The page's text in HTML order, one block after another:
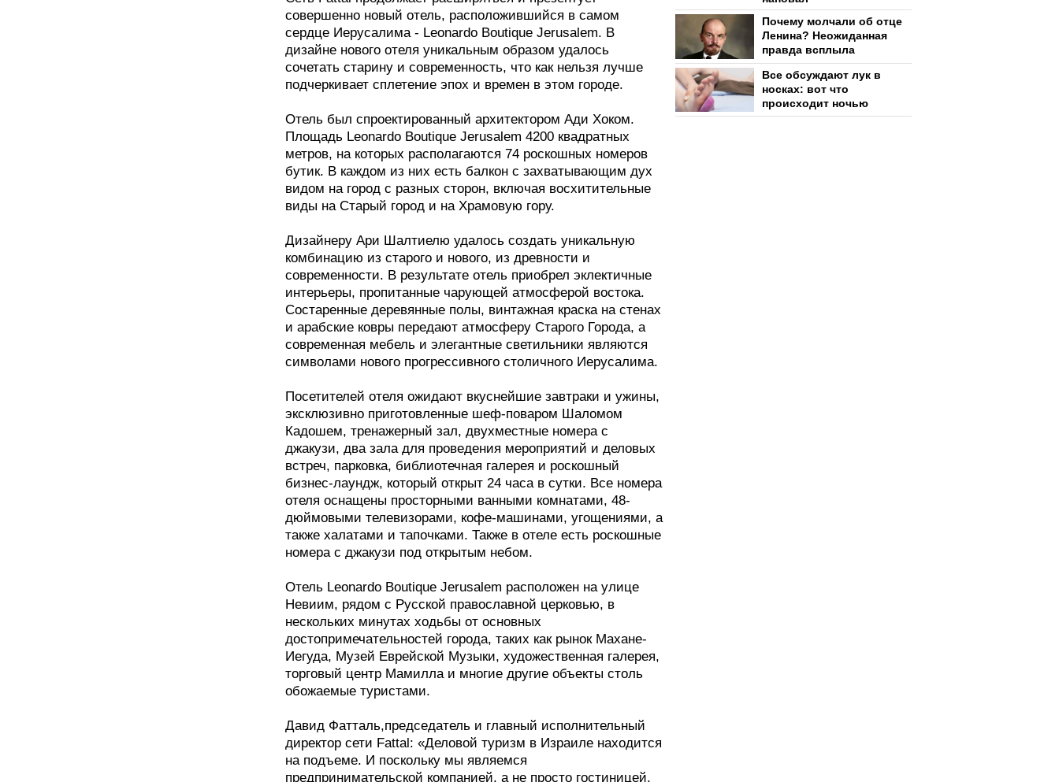
совершенно новый отель, расположившийся в самом
сердце Иерусалима - Leonardo Boutique Jerusalem. В
дизайне нового отеля уникальным образом удалось
сочетать старину и современность, что как нельзя лучше
подчеркивает сплетение эпох и времен в этом городе.
Отель был спроектированный архитектором Ади Хоком.
Площадь Leonardo Boutique Jerusalem 4200 квадратных
метров, на которых располагаются 74 роскошных номеров
бутик. В каждом из них есть балкон с захватывающим дух
видом на город с разных сторон, включая восхитительные
виды на Старый город и на Храмовую гору.
Дизайнеру Ари Шалтиелю удалось создать уникальную
комбинацию из старого и нового, из древности и
современности. В результате отель приобрел эклектичные
интерьеры, пропитанные чарующей атмосферой востока.
Состаренные деревянные полы, винтажная краска на стенах
и арабские ковры передают атмосферу Старого Города, а
современная мебель и элегантные светильники являются
символами нового прогрессивного столичного Иерусалима.
Посетителей отеля ожидают вкуснейшие завтраки и ужины,
эксклюзивно приготовленные шеф-поваром Шаломом
Кадошем, тренажерный зал, двухместные номера с
джакузи, два зала для проведения мероприятий и деловых
встреч, парковка, библиотечная галерея и роскошный
бизнес-лаундж, который открыт 24 часа в сутки. Все номера
отеля оснащены просторными ванными комнатами, 48-
дюймовыми телевизорами, кофе-машинами, угощениями, а
также халатами и тапочками. Также в отеле есть роскошные
номера с джакузи под открытым небом.
Отель Leonardo Boutique Jerusalem расположен на улице
Невиим, рядом с Русской православной церковью, в
нескольких минутах ходьбы от основных
достопримечательностей города, таких как рынок Махане-
Иегуда, Музей Еврейской Музыки, художественная галерея,
торговый центр Мамилла и многие другие объекты столь
обожаемые туристами.
Давид Фатталь,председатель и главный исполнительный
директор сети Fattal: «Деловой туризм в Израиле находится
на подъеме. И поскольку мы являемся
предпринимательской компанией, а не просто гостиницей,